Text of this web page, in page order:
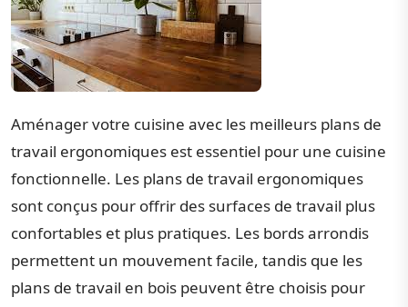
Aménager votre cuisine avec les meilleurs plans de
travail ergonomiques est essentiel pour une cuisine
fonctionnelle. Les plans de travail ergonomiques
sont conçus pour offrir des surfaces de travail plus
confortables et plus pratiques. Les bords arrondis
permettent un mouvement facile, tandis que les
plans de travail en bois peuvent être choisis pour